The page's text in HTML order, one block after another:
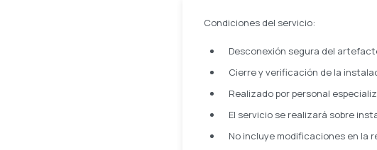
Condiciones del servicio:
Desconexión segura del
Cierre y verificación de la
Realizado por personal
El servicio se realizará sobre
No incluye modificaciones en la